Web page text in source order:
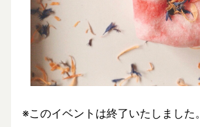
※このイベントは終了いたしました。